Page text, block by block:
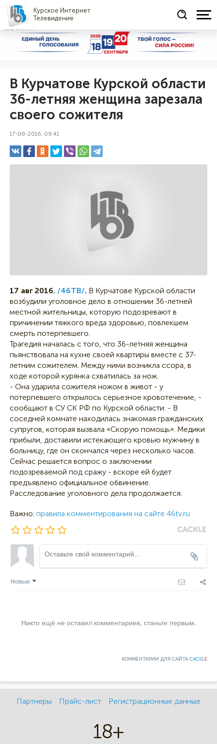
Курское Интернет
Телевидение
СОЦРЕКЛАМА
В Курчатове Курской области
36-летняя женщина зарезала
своего сожителя
17-08-2016, 09:41
17 авг 2016. /46ТВ/. В Курчатове Курской области
возбудили уголовное дело в отношении 36-летней
местной жительницы, которую подозревают в
причинении тяжкого вреда здоровью, повлекшем
смерть потерпевшего.
Трагедия началась с того, что 36-летняя женщина
пьянствовала на кухне своей квартиры вместе с 37-
летним сожителем. Между ними возникла ссора, в
ходе которой курянка схватилась за нож.
- Она ударила сожителя ножом в живот - у
потерпевшего открылось серьезное кровотечение, -
сообщают в СУ СК РФ по Курской области. - В
соседней комнате находилась знакомая гражданских
супругов, которая вызвала «Скорую помощь». Медики
прибыли, доставили истекающего кровью мужчину в
больницу, где он скончался через несколько часов.
Сейчас решается вопрос о заключении
подозреваемой под сражу - вскоре ей будет
предъявлено официальное обвинение.
Расследование уголовного дела продолжается.
Важно: правила комментирования на сайте 46tv.ru
Новые
Никто ещё не оставил комментариев, станьте первым.
КОММЕНТАРИИ ДЛЯ САЙТАCACKLE
Партнеры Прайс-лист Регистрационные данные
18+